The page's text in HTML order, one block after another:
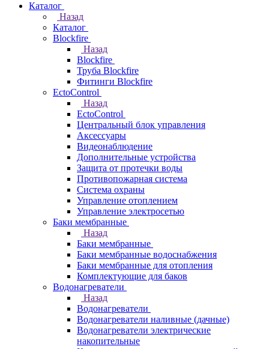
Каталог
Назад
Каталог
Blockfire
Назад
Blockfire
Труба Blockfire
Фитинги Blockfire
EctoControl
Назад
EctoControl
Центральный блок управления
Аксессуары
Видеонаблюдение
Дополнительные устройства
Защита от протечки воды
Противопожарная система
Система охраны
Управление отоплением
Управление электросетью
Баки мембранные
Назад
Баки мембранные
Баки мембранные водоснабжения
Баки мембранные для отопления
Комплектующие для баков
Водонагреватели
Назад
Водонагреватели
Водонагреватели наливные (дачные)
Водонагреватели электрические
накопительные